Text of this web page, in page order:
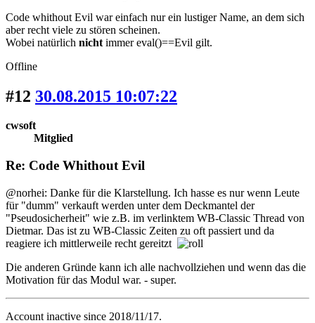
Code whithout Evil war einfach nur ein lustiger Name, an dem sich
aber recht viele zu stören scheinen.
Wobei natürlich nicht immer eval()==Evil gilt.
Offline
#12 30.08.2015 10:07:22
cwsoft
Mitglied
Re: Code Whithout Evil
@norhei: Danke für die Klarstellung. Ich hasse es nur wenn Leute
für "dumm" verkauft werden unter dem Deckmantel der
"Pseudosicherheit" wie z.B. im verlinktem WB-Classic Thread von
Dietmar. Das ist zu WB-Classic Zeiten zu oft passiert und da
reagiere ich mittlerweile recht gereitzt
Die anderen Gründe kann ich alle nachvollziehen und wenn das die
Motivation für das Modul war. - super.
Account inactive since 2018/11/17.